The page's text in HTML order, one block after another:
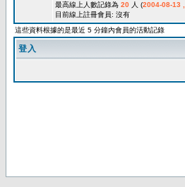
最高線上人數記錄為 20 人 (2004-08-13
目前線上註冊會員: 沒有
這些資料根據的是最近 5 分鐘內會員的活動記錄
登入